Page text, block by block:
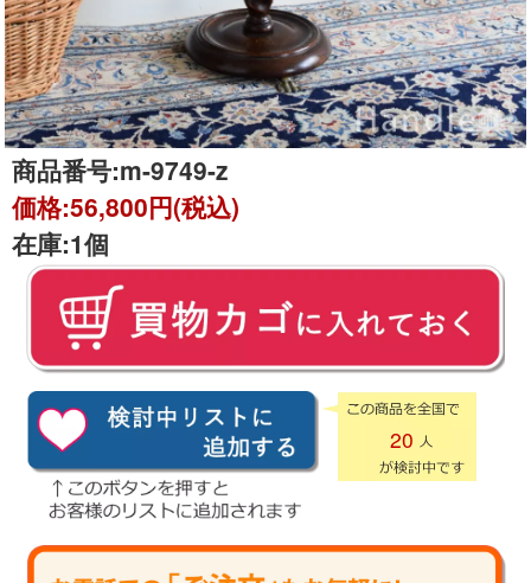
商品番号:m-9749-z
価格:56,800円(税込)
在庫:1個
20